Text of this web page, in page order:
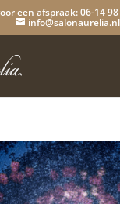
een afspraak: 06-14
info@salonaurelia.nl